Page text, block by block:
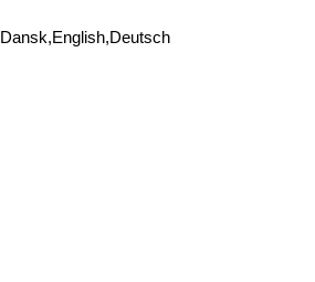
Dansk,English,Deutsch